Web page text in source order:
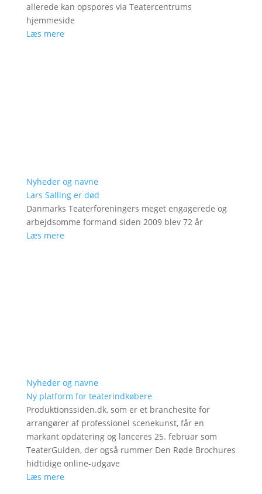
allerede kan opspores via Teatercentrums
hjemmeside
Læs mere
Nyheder og navne
Lars Salling er død
Danmarks Teaterforeningers meget engagerede og
arbejdsomme formand siden 2009 blev 72 år
Læs mere
Nyheder og navne
Ny platform for teaterindkøbere
Produktionssiden.dk, som er et branchesite for
arrangører af professionel scenekunst, får en
markant opdatering og lanceres 25. februar som
TeaterGuiden, der også rummer Den Røde Brochures
hidtidige online-udgave
Læs mere